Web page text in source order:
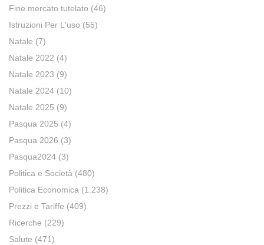
Fine mercato tutelato (46)
Istruzioni Per L'uso (55)
Natale (7)
Natale 2022 (4)
Natale 2023 (9)
Natale 2024 (10)
Natale 2025 (9)
Pasqua 2025 (4)
Pasqua 2026 (3)
Pasqua2024 (3)
Politica e Società (480)
Politica Economica (1.238)
Prezzi e Tariffe (409)
Ricerche (229)
Salute (471)